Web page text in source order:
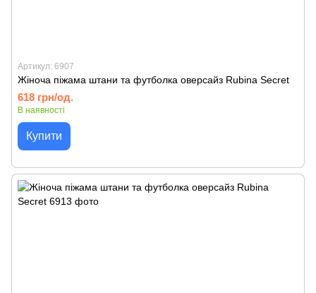
Артикул: 6907
Жіноча піжама штани та футболка оверсайз Rubina Secret
618 грн/од.
В наявності
Купити